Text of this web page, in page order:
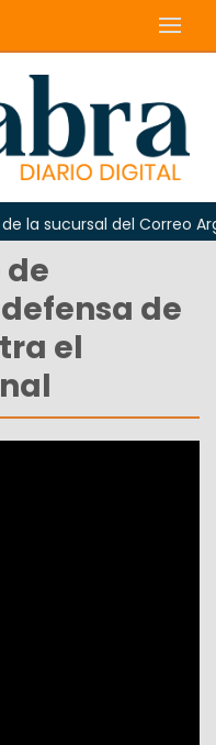
sucursal del Correo
de
de
el